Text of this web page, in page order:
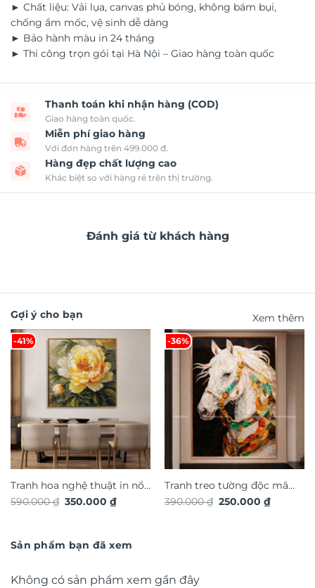
► Chất liệu: Vải lụa, canvas phủ bóng, không bám bụi,
chống ẩm mốc, vệ sinh dễ dàng
► Bảo hành màu in 24 tháng
► Thi công trọn gói tại Hà Nội – Giao hàng toàn quốc
Thanh toán khi nhận hàng (COD)
Giao hàng toàn quốc.
Miễn phí giao hàng
Với đơn hàng trên 499.000 đ.
Hàng đẹp chất lượng cao
Khác biệt so với hàng rẻ trên thị trường.
Đánh giá từ khách hàng
Gợi ý cho bạn Xem thêm
-41%
Tranh hoa nghệ thuật in nổi
3D hiệu ứng dát vàng
590.000₫ Giá
350.000₫Giá
-36%
Tranh treo tường độc mã
phong thủy TG4939S
390.000₫ Giá
250.000₫Giá
Sản phẩm bạn đã xem
Không có sản phẩm xem gần đây